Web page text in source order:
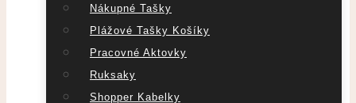
Nákupné Tašky
Plážové Tašky Košíky
Pracovné Aktovky
Ruksaky
Shopper Kabelky